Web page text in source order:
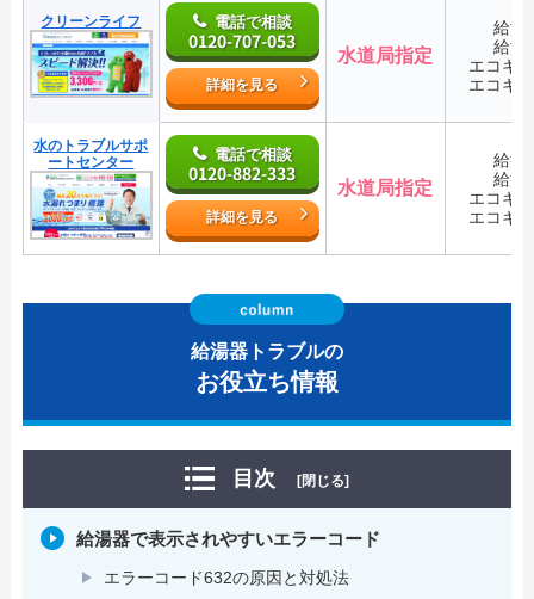
クリーンライフ 電話で相談
0120-707-053
詳細を見る
水道局指定
給湯
給湯
エコキ
エコキ
水のトラブルサポ
ートセンター
電話で相談
0120-882-333
詳細を見る
水道局指定
給湯
給湯
エコキ
エコキ
給湯器トラブルの
お役立ち情報
目次 [閉じる]
給湯器で表示されやすいエラーコード
エラーコード632の原因と対処法